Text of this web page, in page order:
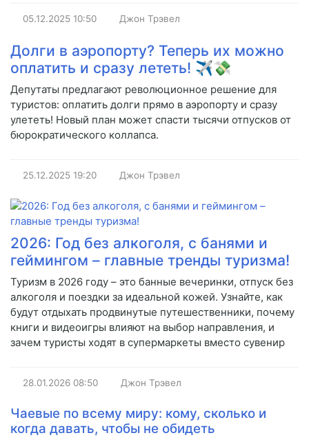
05.12.2025 10:50 Джон Трэвел
Долги в аэропорту? Теперь их можно
оплатить и сразу лететь! ✈️💸
Депутаты предлагают революционное решение для
туристов: оплатить долги прямо в аэропорту и сразу
улететь! Новый план может спасти тысячи отпусков от
бюрократического коллапса.
25.12.2025 19:20 Джон Трэвел
2026: Год без алкоголя, с банями и
геймингом – главные тренды туризма!
Туризм в 2026 году – это банные вечеринки, отпуск без
алкоголя и поездки за идеальной кожей. Узнайте, как
будут отдыхать продвинутые путешественники, почему
книги и видеоигры влияют на выбор направления, и
зачем туристы ходят в супермаркеты вместо сувенир
28.01.2026 08:50 Джон Трэвел
Чаевые по всему миру: кому, сколько и
когда давать, чтобы не обидеть